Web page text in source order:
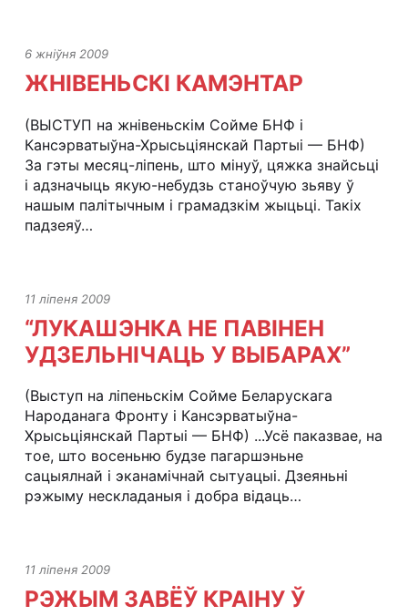
6 жніўня 2009
ЖНІВЕНЬСКІ КАМЭНТАР
(ВЫСТУП на жнівеньскім Сойме БНФ і
Кансэрватыўна-Хрысьціянскай Партыі — БНФ)
За гэты месяц-ліпень, што мінуў, цяжка знайсьці
і адзначыць якую-небудзь станоўчую зьяву ў
нашым палітычным і грамадзкім жыцьці. Такіх
падзеяў…
11 ліпеня 2009
“ЛУКАШЭНКА НЕ ПАВІНЕН
УДЗЕЛЬНІЧАЦЬ У ВЫБАРАХ”
(Выступ на ліпеньскім Сойме Беларускага
Народанага Фронту і Кансэрватыўна-
Хрысьціянскай Партыі — БНФ) ...Усё паказвае, на
тое, што восеньню будзе пагаршэньне
сацыялнай і эканамічнай сытуацыі. Дзеяньні
рэжыму нескладаныя і добра відаць…
11 ліпеня 2009
РЭЖЫМ ЗАВЁЎ КРАІНУ Ў